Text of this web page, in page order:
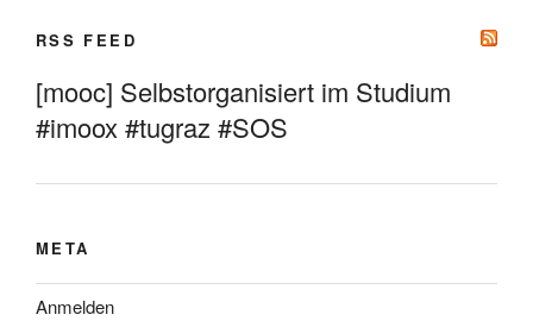
RSS FEED
[mooc] Selbstorganisiert im Studium
#imoox #tugraz #SOS
META
Anmelden